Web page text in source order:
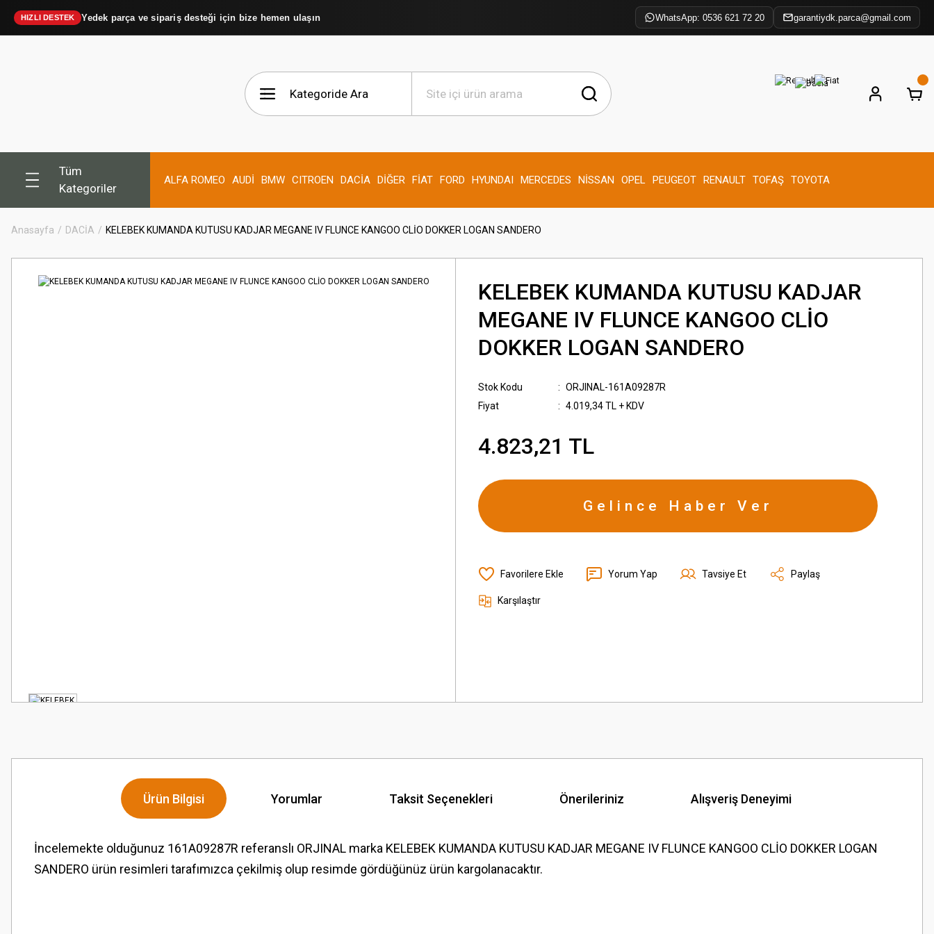
HIZLI DESTEK Yedek parça ve sipariş desteği için bize hemen ulaşın WhatsApp: 0536 621 72 20 garantiydk.parca@gmail.com
Tüm
Kategoriler
ALFA ROMEO AUDİ BMW CITROEN DACİA DİĞER FİAT FORD HYUNDAI MERCEDES NİSSAN OPEL PEUGEOT RENAULT TOFAŞ TOYOTA
Anasayfa DACİA KELEBEK KUMANDA KUTUSU KADJAR MEGANE IV FLUNCE KANGOO CLİO DOKKER LOGAN SANDERO
KELEBEK KUMANDA KUTUSU KADJAR
MEGANE IV FLUNCE KANGOO CLİO
DOKKER LOGAN SANDERO
Stok Kodu
ORJINAL-161A09287R
Fiyat
4.019,34 TL + KDV
4.823,21 TL
Gelince Haber Ver
Yorum Yap Tavsiye Et Paylaş
Karşılaştır
Ürün Bilgisi Yorumlar Taksit Seçenekleri Önerileriniz Alışveriş Deneyimi
İncelemekte olduğunuz 161A09287R referanslı ORJINAL marka KELEBEK KUMANDA KUTUSU KADJAR MEGANE IV FLUNCE KANGOO CLİO DOKKER LOGAN
SANDERO ürün resimleri tarafımızca çekilmiş olup resimde gördüğünüz ürün kargolanacaktır.